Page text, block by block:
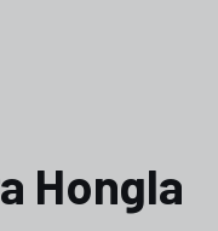
Hongla